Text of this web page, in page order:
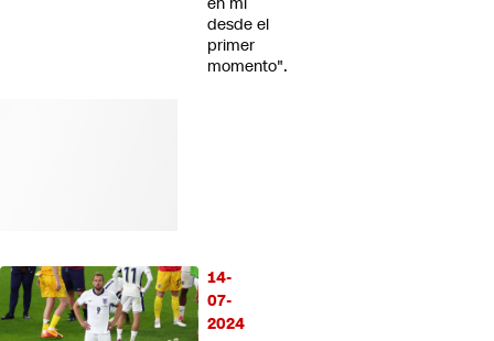
desde el
primer
momento".
14-
07-
2024